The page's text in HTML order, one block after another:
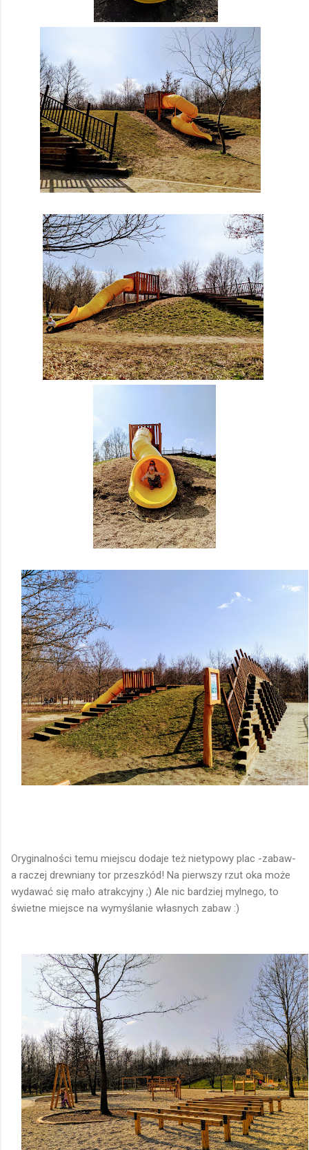
Oryginalności temu miejscu dodaje też nietypowy plac -zabaw-
a raczej drewniany tor przeszkód! Na pierwszy rzut oka może
wydawać się mało atrakcyjny ;) Ale nic bardziej mylnego, to
świetne miejsce na wymyślanie własnych zabaw :)